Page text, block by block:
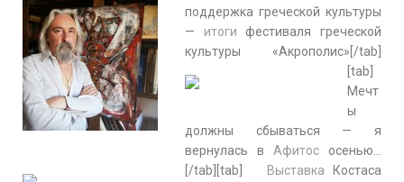
поддержка греческой культуры
— итоги фестиваля греческой
культуры «Акрополис»[/tab]
[tab]
Мечт
ы
должны сбываться — я
вернулась в Афитос осенью…
[/tab][tab]
Выставка Костаса